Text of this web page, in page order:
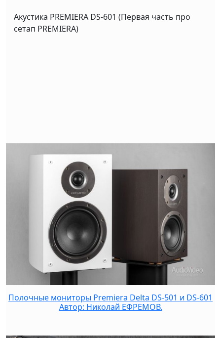
Акустика PREMIERA DS-601 (Первая часть про
сетап PREMIERA)
Полочные мониторы Premiera Delta DS-501 и DS-601
Автор: Николай ЕФРЕМОВ.